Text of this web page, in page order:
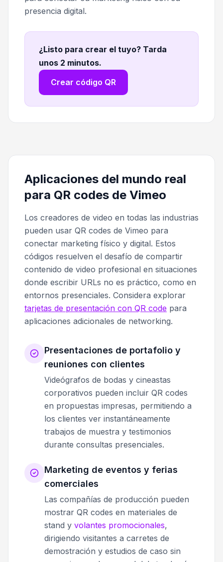
presencia digital.
¿Listo para crear el tuyo? Tarda
unos 2 minutos.
Crear código QR
Aplicaciones del mundo real
para QR codes de Vimeo
Los creadores de video en todas las industrias
pueden usar QR codes de Vimeo para
conectar marketing físico y digital. Estos
códigos resuelven el desafío de compartir
contenido de video profesional en situaciones
donde escribir URLs no es práctico, como en
entornos presenciales. Considera explorar
tarjetas de presentación con QR code para
aplicaciones adicionales de networking.
Presentaciones de portafolio y
reuniones con clientes
Videógrafos de bodas y cineastas
corporativos pueden incluir QR codes
en propuestas impresas, permitiendo a
los clientes ver instantáneamente
trabajos de muestra y testimonios
durante consultas presenciales.
Marketing de eventos y ferias
comerciales
Las compañías de producción pueden
mostrar QR codes en materiales de
stand y volantes promocionales,
dirigiendo visitantes a carretes de
demostración y estudios de caso sin